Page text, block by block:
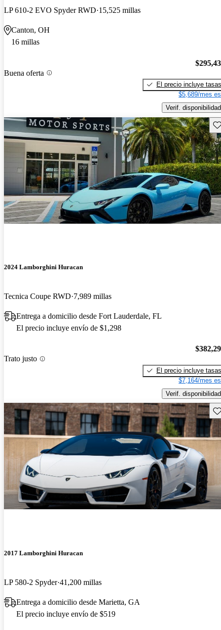
LP 610-2 EVO Spyder RWD 15,525 millas
Canton, OH
16 millas
Buena oferta
El precio incluye tasas
$5,689/mes
Verif. disponibilidad
2024 Lamborghini Huracan
Tecnica Coupe RWD 7,989 millas
Entrega a domicilio desde Fort Lauderdale, FL
El precio incluye envío de $1,298
Trato justo
El precio incluye tasas
$7,164/mes
Verif. disponibilidad
2017 Lamborghini Huracan
LP 580-2 Spyder 41,200 millas
Entrega a domicilio desde Marietta, GA
El precio incluye envío de $519